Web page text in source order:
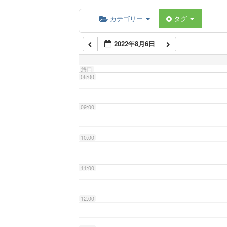
カテゴリー タグ
2022年8月6日
終日
07:00
08:00
09:00
10:00
11:00
12:00